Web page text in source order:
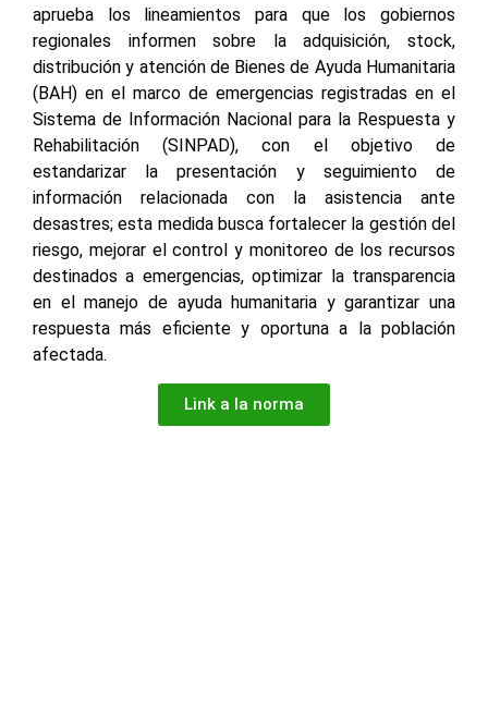
aprueba los lineamientos para que los gobiernos
regionales informen sobre la adquisición, stock,
distribución y atención de Bienes de Ayuda Humanitaria
(BAH) en el marco de emergencias registradas en el
Sistema de Información Nacional para la Respuesta y
Rehabilitación (SINPAD), con el objetivo de
estandarizar la presentación y seguimiento de
información relacionada con la asistencia ante
desastres; esta medida busca fortalecer la gestión del
riesgo, mejorar el control y monitoreo de los recursos
destinados a emergencias, optimizar la transparencia
en el manejo de ayuda humanitaria y garantizar una
respuesta más eficiente y oportuna a la población
afectada.
Link a la norma